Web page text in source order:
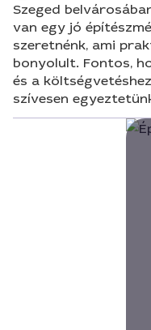
Szeged
van egy jó
szeretnénk, ami
bonyolult. Fontos,
és a
szívesen